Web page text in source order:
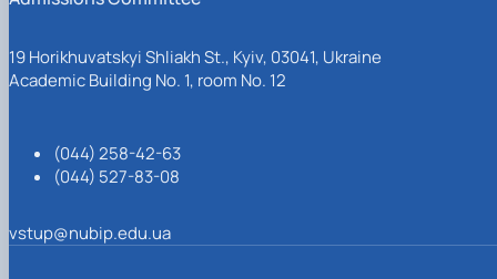
19 Horikhuvatskyi Shliakh St., Kyiv, 03041, Ukraine
Academic Building No. 1, room No. 12
(044) 258-42-63
(044) 527-83-08
vstup@nubip.edu.ua